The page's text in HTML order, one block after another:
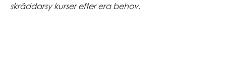
skräddarsy kurser efter era behov.